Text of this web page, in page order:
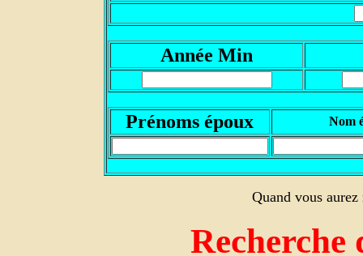
Année Min
Prénoms époux Nom
Quand vous
Recherche